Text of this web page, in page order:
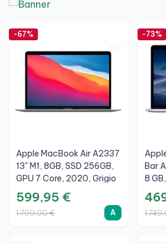
-67%
Apple MacBook Air A2337
13" M1, 8GB, SSD 256GB,
GPU 7 Core, 2020, Grigio
Siderale, A
599,95 €
1.799,00 € A
-73%
Bar
8